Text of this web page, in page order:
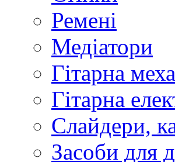
Ремені
Медіатори
Гітарна
Гітарна
Слайдери,
Засоби для